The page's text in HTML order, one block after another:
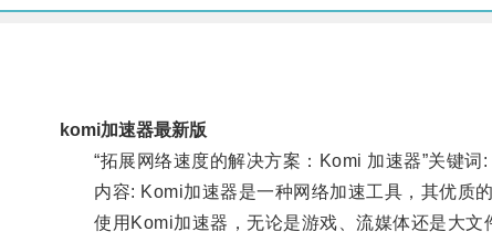
komi加速器最新版
“拓展网络速度的解决方案：Komi 加速器”关键词:
内容: Komi加速器是一种网络加速工具，其优质的
使用Komi加速器，无论是游戏、流媒体还是大文